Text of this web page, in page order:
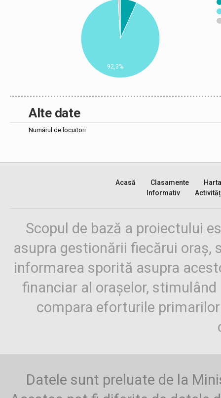
92,3%
Alte date
Numărul de locuitori
Acasă Clasamente
Harta
Informativ
Scopul de bază a proiectului
asupra gestionării fiecărui oraș,
informarea sporită asupra
financiar al orașelor,
compara eforturile
Datele sunt preluate de la